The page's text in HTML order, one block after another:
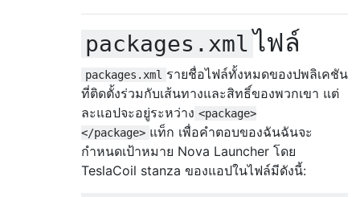
packages.xml ไฟล์
packages.xml รายชื่อไฟล์ทั้งหมดของปพลิเคชัน
ที่ติดตั้งร่วมกับเส้นทางและสิทธิ์ของพวกเขา แต่
ละแอปจะอยู่ระหว่าง <package>
</package> แท็ก เพื่อคำตอบของฉันฉันจะ
กำหนดเป้าหมาย Nova Launcher โดย
TeslaCoil stanza ของแอปในไฟล์มีดังนี้: